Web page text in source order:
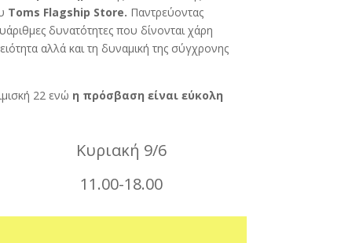
Toms Flagship Store. Παντρεύοντας
δυνατότητες που δίνονται χάρη
αλλά και τη δυναμική της σύγχρονης
22 ενώ η πρόσβαση είναι εύκολη
Κυριακή 9/6
11.00-18.00